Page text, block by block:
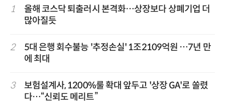
1
올해 코스닥 퇴출러시 본격화…상장보다 상폐기업 더
많아질듯
2
5대 은행 회수불능 '추정손실' 1조2109억원 …7년 만
에 최대
3
보험설계사, 1200%룰 확대 앞두고 '상장 GA'로 쏠렸
다…“신뢰도 메리트”